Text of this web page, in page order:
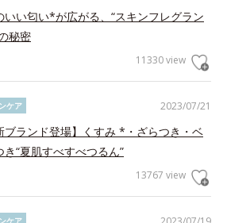
いい匂い*が広がる、“スキンフレグラン
秘密
11330 view
2023/07/21
ケア
ブランド登場】くすみ *・ざらつき・ベ
き“夏肌すべすべつるん”
13767 view
ケア